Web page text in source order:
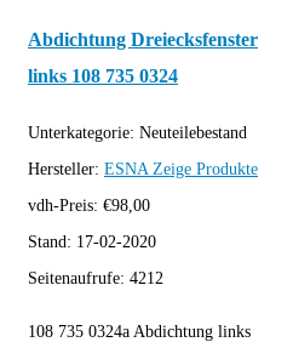
Abdichtung Dreiecksfenster
links 108 735 0324
Unterkategorie: Neuteilebestand
Hersteller: ESNA Zeige Produkte
vdh-Preis: €98,00
Stand: 17-02-2020
Seitenaufrufe: 4212
108 735 0324a Abdichtung links